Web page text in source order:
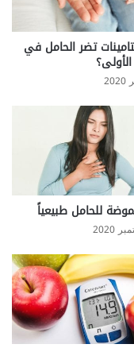
تضر الحامل في
للحامل طبيعياً